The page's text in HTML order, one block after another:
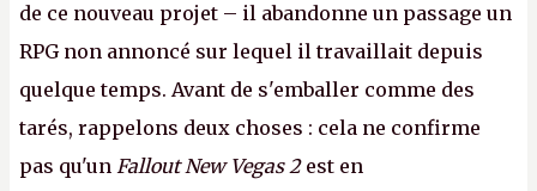
de ce nouveau projet – il abandonne un passage un
RPG non annoncé sur lequel il travaillait depuis
quelque temps. Avant de s'emballer comme des
tarés, rappelons deux choses : cela ne confirme
pas qu'un Fallout New Vegas 2est en